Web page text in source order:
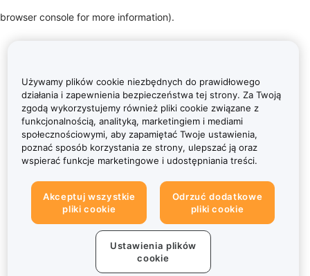
browser console for more information).
Używamy plików cookie niezbędnych do prawidłowego
działania i zapewnienia bezpieczeństwa tej strony. Za Twoją
zgodą wykorzystujemy również pliki cookie związane z
funkcjonalnością, analityką, marketingiem i mediami
społecznościowymi, aby zapamiętać Twoje ustawienia,
poznać sposób korzystania ze strony, ulepszać ją oraz
wspierać funkcje marketingowe i udostępniania treści.
Akceptuj wszystkie
pliki cookie
Odrzuć dodatkowe
pliki cookie
Ustawienia plików
cookie